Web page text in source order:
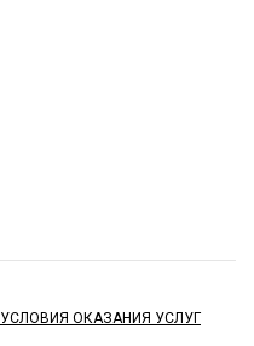
УСЛОВИЯ ОКАЗАНИЯ УСЛУГ